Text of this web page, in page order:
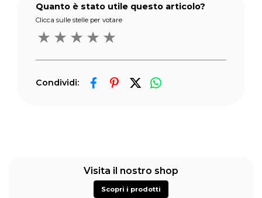
Quanto è stato utile questo articolo?
Clicca sulle stelle per votare
★ ★ ★ ★ ★
Condividi:
Visita il nostro shop
Scopri i prodotti